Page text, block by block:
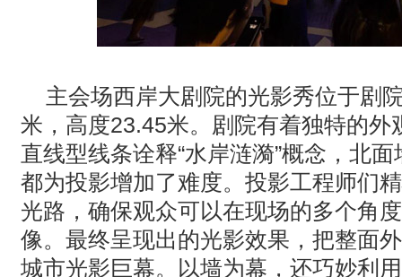
主会场西岸大剧院的光影秀位于剧
米，高度23.45米。剧院有着独特的外
直线型线条诠释“水岸涟漪”概念，北
都为投影增加了难度。投影工程师们
光路，确保观众可以在现场的多个角
像。最终呈现出的光影效果，把整面
城市光影巨幕。以墙为幕，还巧妙利